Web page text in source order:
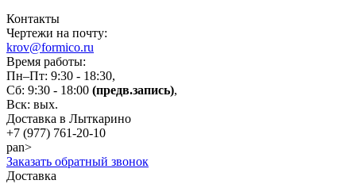
Контакты
Чертежи на почту:
krov@formico.ru
Время работы:
Пн–Пт: 9:30 - 18:30,
Сб: 9:30 - 18:00 (предв.запись),
Вск: вых.
Доставка в Лыткарино
+7 (977) 761-20-10
pan>
Заказать обратный звонок
Доставка